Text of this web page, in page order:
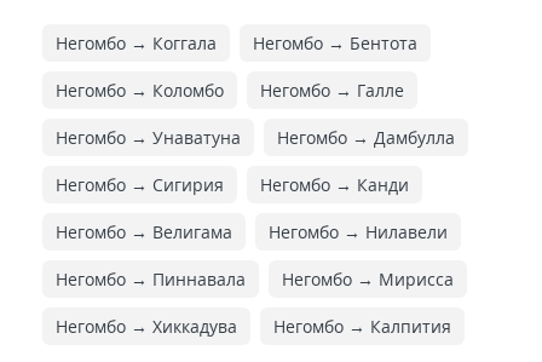
Негомбо → Коггала Негомбо → Бентота
Негомбо → Коломбо Негомбо → Галле
Негомбо → Унаватуна Негомбо → Дамбулла
Негомбо → Сигирия Негомбо → Канди
Негомбо → Велигама Негомбо → Нилавели
Негомбо → Пиннавала Негомбо → Мирисса
Негомбо → Хиккадува Негомбо → Калпития